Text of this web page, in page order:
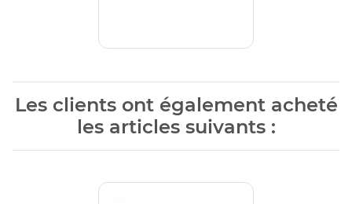
Les clients ont également acheté
les articles suivants :